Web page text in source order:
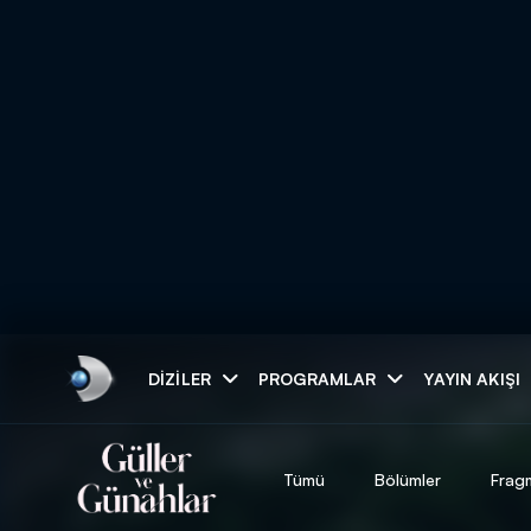
DIZILER PROGRAMLAR YAYIN AKIŞI
Tümü Bölümler